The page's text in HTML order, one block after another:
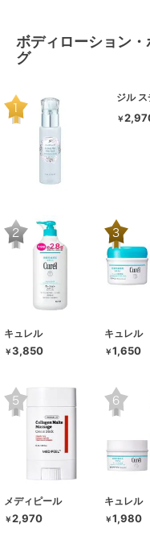
ボディローション
グ
ジル ス
￥
キュレル
￥3,850
キュレル
￥1,650
メディピール
￥2,970
キュレル
￥1,980